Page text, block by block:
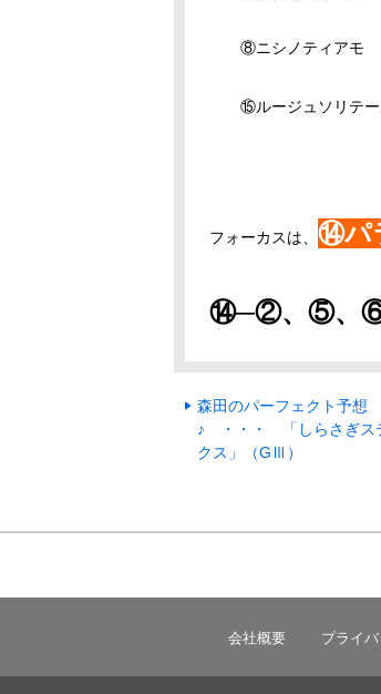
⑧ニシノティアモ
⑮ルージュソリテー
フォーカスは、 ⑭パ
⑭─②、⑤、
森田のパーフェクト予想
♪ ・・・ 「しらさぎス
クス」（GⅢ）
会社概要 プライ